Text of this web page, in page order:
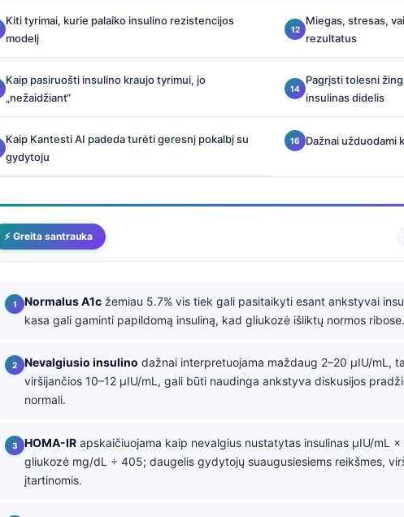
Kiti tyrimai, kurie palaiko insulino rezistencijos
modelį
Miegas, stresas,
rezultatus
Kaip pasiruošti insulino kraujo tyrimui, jo
„nežaidžiant“
Pagrįsti tolesni
insulinas didelis
Kaip Kantesti AI padeda turėti geresnį pokalbį su
gydytoju
Dažnai užduodami
⚡ Greita santrauka
Normalus A1c žemiau 5.7% vis tiek gali pasitaikyti esant ankstyvai
kasa gali gaminti papildomą insuliną, kad gliukozė išliktų normos ribose.
Nevalgiusio insulino dažnai interpretuojama maždaug 2–20 µIU/mL,
viršijančios 10–12 µIU/mL, gali būti naudinga ankstyva diskusijos
normali.
HOMA-IR apskaičiuojama kaip nevalgius nustatytas insulinas µIU/mL
gliukozė mg/dL ÷ 405; daugelis gydytojų suaugusiesiems reikšmes,
įtartinomis.